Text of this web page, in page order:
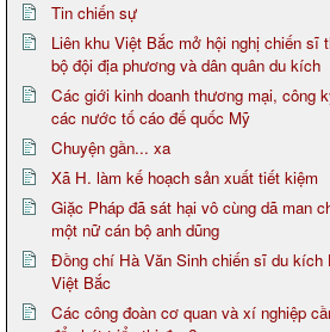
Tin chiến sự
Liên khu Việt Bắc mở hội nghị chiến sĩ
bộ đội địa phương và dân quân du kích
Các giới kinh doanh thương mại, công
các nước tố cáo đế quốc Mỹ
Chuyện gần... xa
Xã H. làm kế hoạch sản xuất tiết kiệm
Giặc Pháp đã sát hại vô cùng dã man
một nữ cán bộ anh dũng
Đồng chí Hà Văn Sinh chiến sĩ du kích
Việt Bắc
Các công đoàn cơ quan và xí nghiệp